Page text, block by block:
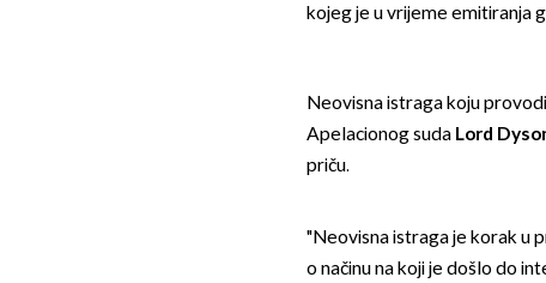
kojeg je u vrijeme emitiranja
Neovisna istraga koju
Apelacionog suda Lord
priču.
"Neovisna istraga je korak u
o načinu na koji je došlo do